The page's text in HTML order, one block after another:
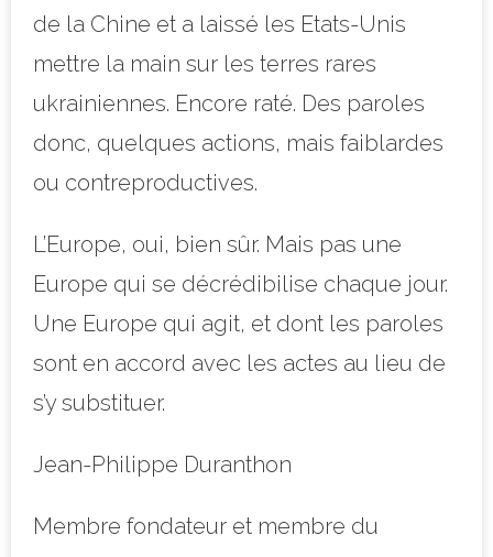
de la Chine et a laissé les Etats-Unis
mettre la main sur les terres rares
ukrainiennes. Encore raté. Des paroles
donc, quelques actions, mais faiblardes
ou contreproductives.
L’Europe, oui, bien sûr. Mais pas une
Europe qui se décrédibilise chaque jour.
Une Europe qui agit, et dont les paroles
sont en accord avec les actes au lieu de
s’y substituer.
Jean-Philippe Duranthon
Membre fondateur et membre du